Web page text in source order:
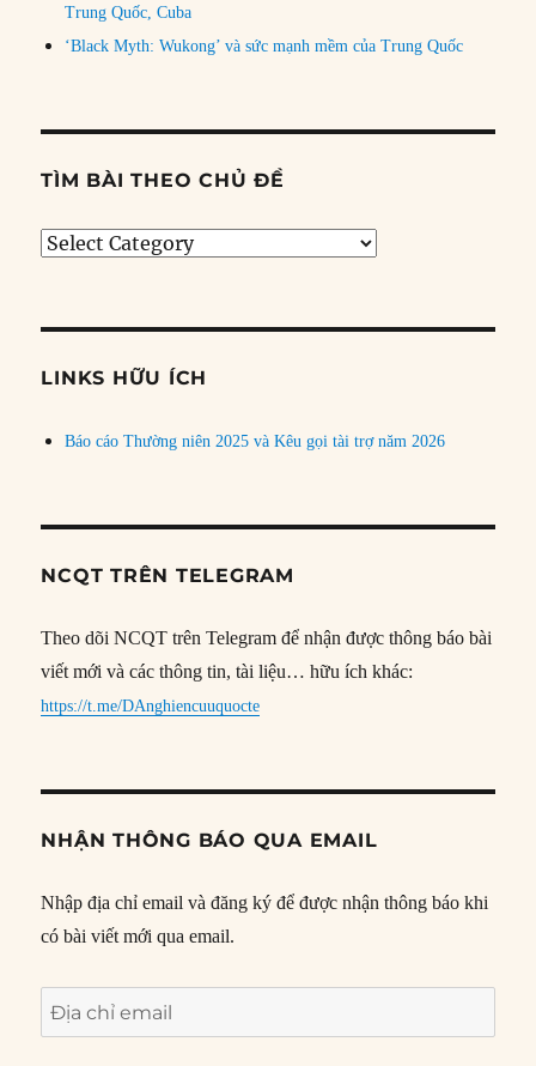
Trung Quốc, Cuba
‘Black Myth: Wukong’ và sức mạnh mềm của Trung Quốc
TÌM BÀI THEO CHỦ ĐỀ
Tìm
đề
LINKS HỮU ÍCH
Báo cáo Thường niên 2025 và Kêu gọi tài trợ năm 2026
NCQT TRÊN TELEGRAM
Theo dõi NCQT trên Telegram để nhận được thông báo bài
viết mới và các thông tin, tài liệu… hữu ích khác:
https://t.me/DAnghiencuuquocte
NHẬN THÔNG BÁO QUA EMAIL
Nhập địa chỉ email và đăng ký để được nhận thông báo khi
có bài viết mới qua email.
Địa
chỉ